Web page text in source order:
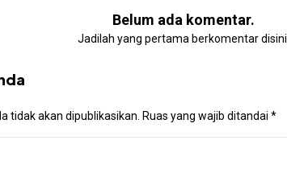
Belum ada komentar.
Jadilah yang pertama berkomentar disini.
tidak akan dipublikasikan. Ruas yang wajib ditandai *